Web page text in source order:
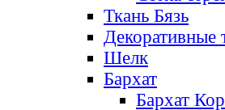
Ткань Бязь
Декоративные
Шелк
Бархат
Бархат